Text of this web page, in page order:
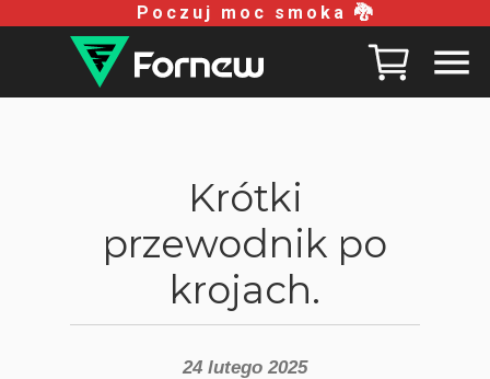
Poczuj moc smoka 🐉
Krótki
przewodnik po
krojach.
24 lutego 2025